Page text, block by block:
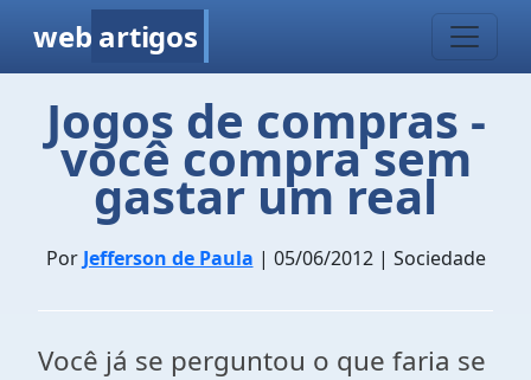
web artigos
Jogos de compras -
você compra sem
gastar um real
Por Jefferson de Paula | 05/06/2012 | Sociedade
Você já se perguntou o que faria se